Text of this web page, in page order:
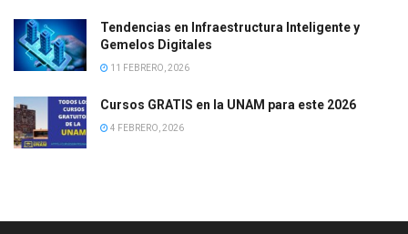
Tendencias en Infraestructura Inteligente y
Gemelos Digitales
11 FEBRERO, 2026
Cursos GRATIS en la UNAM para este 2026
4 FEBRERO, 2026